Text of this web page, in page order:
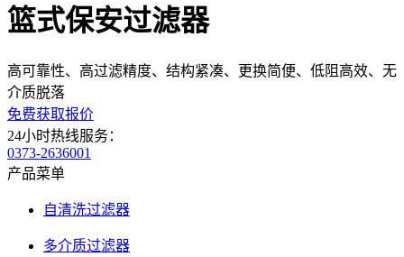
篮式保安过滤器
高可靠性、高过滤精度、结构紧凑、更换简便、低阻高效、无
介质脱落
免费获取报价
24小时热线服务：
0373-2636001
产品菜单
自清洗过滤器
多介质过滤器